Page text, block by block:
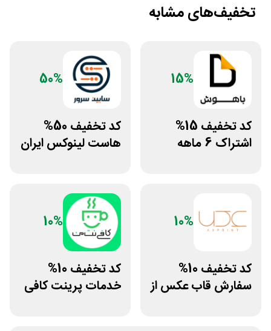
تخفیف‌های مشابه
15%
کد تخفیف 15%
اشتراک 6 ماهه
50%
کد تخفیف 50%
هاست لینوکس ایران
10%
کد تخفیف 10%
سفارش قاب عکس از
10%
کد تخفیف 10%
خدمات پرینت کافی